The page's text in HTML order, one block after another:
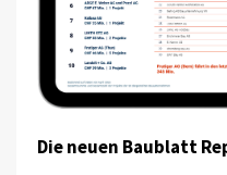
Die neuen Baublatt